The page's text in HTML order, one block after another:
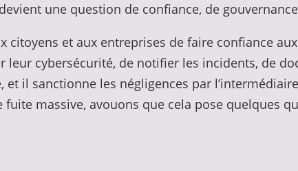
une question de confiance, de
citoyens et aux entreprises de faire confiance
cybersécurité, de notifier les incidents, de
il sanctionne les négligences par
massive, avouons que cela pose quelques